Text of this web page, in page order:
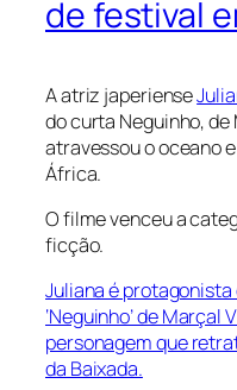
de festival
A atriz japeriense
do curta Neguinho, de
atravessou o oceano
África.
O filme venceu a
ficção.
Juliana é
‘Neguinho’ de
personagem que
da Baixada.